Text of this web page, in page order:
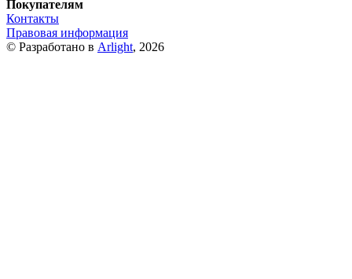
Покупателям
Контакты
Правовая информация
© Разработано в Arlight, 2026